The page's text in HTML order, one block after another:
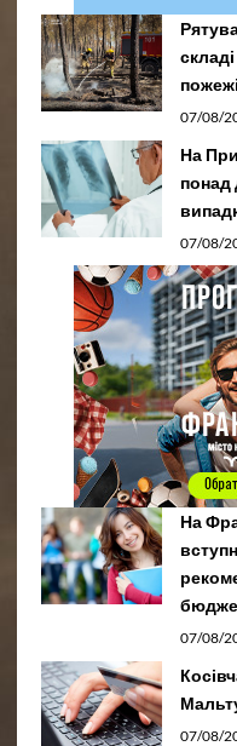
07/08/
На
понад
07/08/
На
07/08/
07/08/